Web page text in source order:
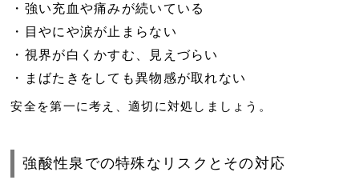
強い充血や痛みが続いている
目やにや涙が止まらない
視界が白くかすむ、見えづらい
まばたきをしても異物感が取れない
安全を第一に考え、適切に対処しましょう。
強酸性泉での特殊なリスクとその対応